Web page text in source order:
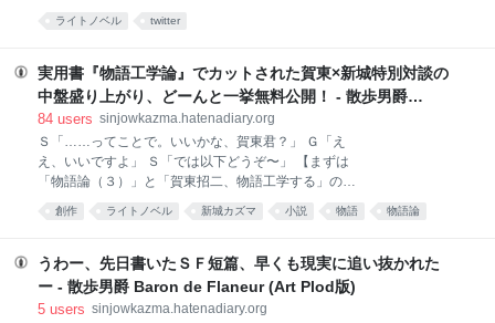
ンクにしときます」
料！ 誰でも閲覧可能！ ←当然ながら 基本はネタバ
#15t24 もしくはSinjowKazmaとsakaisampoをツイッ
ターでフォロー！ 事前のお問い合わせ等は、
SinjowKazmaにむかってつぶやいてください まあ、よ
やきまくる……という趣旨で」 Ｍ「ネットラジオの文
字バージョンみたいなもんですか」 Ｓ「イメージとし
てはそんな感じかな。音声には音声の面白さがあるん
だけど、文字ベースでリアルタイムで、しかも後から
ライトノベル twitter
実用書『物語工学論』でカットされた賀東×新城特別対談の
中盤盛り上がり、どーんと一挙無料公開！ - 散歩男爵
Baron de Flaneur (Art Plod版)
84 users sinjowkazma.hatenadiary.org
Ｓ「……ってことで。いいかな、賀東君？」 Ｇ「え
え、いいですよ」 Ｓ「では以下どうぞ〜」 【まずは
「物語論（３）」と「賀東招二、物語工学する」のあ
いだ（p163）で……】 物語論（４）――アクション
とドラマ 新「賀東昭二にとってアクションの良さ、と
賀「自分の表現的な何か……ダンスを踊るのと同じよ
うな感覚があるのかも」 新「心理的なサスペンスなん
かでは駄目なのかな？ アクションにしても、二人が
創作 ライトノベル 新城カズマ 小説 物語 物語論
うわー、先日書いたＳＦ短篇、早くも現実に追い抜かれた
ー - 散歩男爵 Baron de Flaneur (Art Plod版)
5 users sinjowkazma.hatenadiary.org